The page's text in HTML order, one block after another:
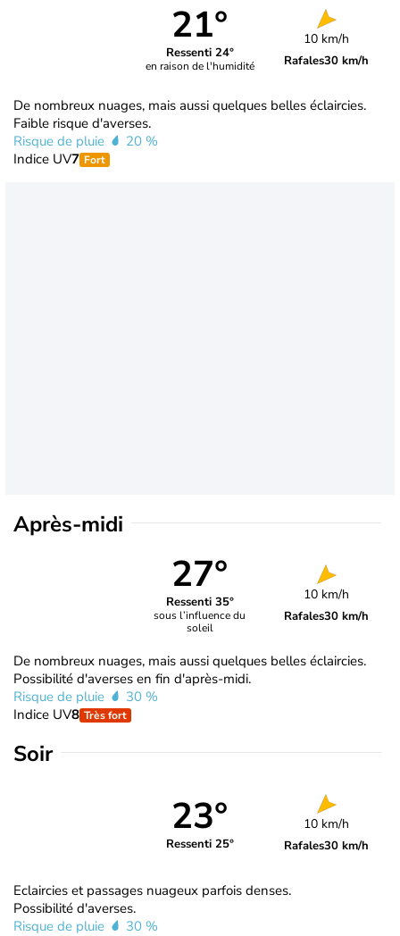
21°
Ressenti 24°
en raison de l'humidité
10 km/h
Rafales30 km/h
De nombreux nuages, mais aussi quelques belles éclaircies.
Faible risque d'averses.
Risque de pluie
20 %
Indice UV7 Fort
Après-midi
27°
Ressenti 35°
sous l’influence du
soleil
10 km/h
Rafales30 km/h
De nombreux nuages, mais aussi quelques belles éclaircies.
Possibilité d'averses en fin d'après-midi.
Risque de pluie
30 %
Indice UV8 Très fort
Soir
23°
Ressenti 25°
10 km/h
Rafales30 km/h
Eclaircies et passages nuageux parfois denses.
Possibilité d'averses.
Risque de pluie
30 %